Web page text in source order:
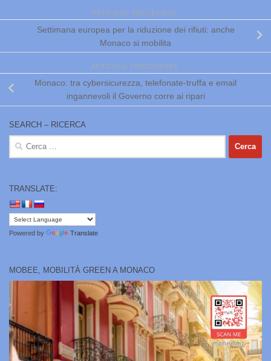
ARTICOLO SUCCESSIVO
Settimana europea per la riduzione dei rifiuti: anche
Monaco si mobilita
ARTICOLO PRECEDENTE
Monaco: tra cybersicurezza, telefonate-truffa e email
ingannevoli il Governo corre ai ripari
SEARCH – RICERCA
Ricerca
TRANSLATE:
Powered by Translate
MOBEE, MOBILITÀ GREEN A MONACO